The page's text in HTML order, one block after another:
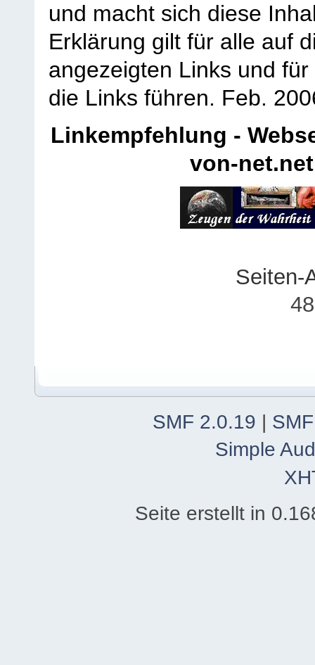
und macht sich diese
Erklärung gilt für alle auf
angezeigten Links und
die Links führen. Feb.
Linkempfehlung -
von-net.net
Seiten-
SMF 2.0.19 |
Simple
Seite erstellt in